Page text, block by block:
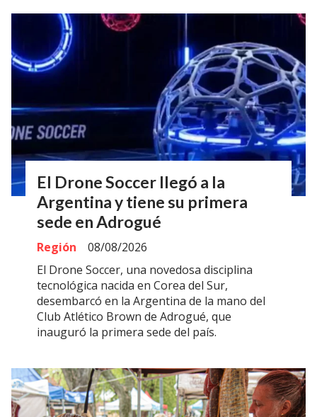
El Drone Soccer llegó a la
Argentina y tiene su primera
sede en Adrogué
Región
08/08/2026
El Drone Soccer, una novedosa disciplina
tecnológica nacida en Corea del Sur,
desembarcó en la Argentina de la mano del
Club Atlético Brown de Adrogué, que
inauguró la primera sede del país.